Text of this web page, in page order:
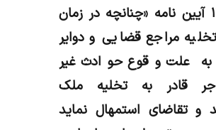
مطابق ماده ۱۳ آیین نامه «چنانچه در زمان
مراجع قضایی و دوایر
علت وقوع حوادث غیر
قادر به تخلیه ملک
و تقاضای استمهال نماید